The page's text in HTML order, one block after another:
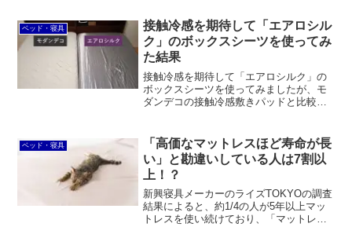
「クルト２」や「モデスト」、グランツ
の「ウォルテ・Lキャビネット」なども比
較検討しました。
ベッド・寝具
接触冷感を期待して「エアロシル
ク」のボックスシーツを使ってみ
た結果
接触冷感を期待して「エアロシルク」の
ボックスシーツを使ってみましたが、モ
ダンデコの接触冷感敷きパッドと比較す
滑り落ちてしまうのも厄介です。
ベッド・寝具
「高価なマットレスほど寿命が長
い」と勘違いしている人は7割以
上！？
新興寝具メーカーのライズTOKYOの調査
結果によると、約1/4の人が5年以上マッ
トレスを使い続けており、「マットレス